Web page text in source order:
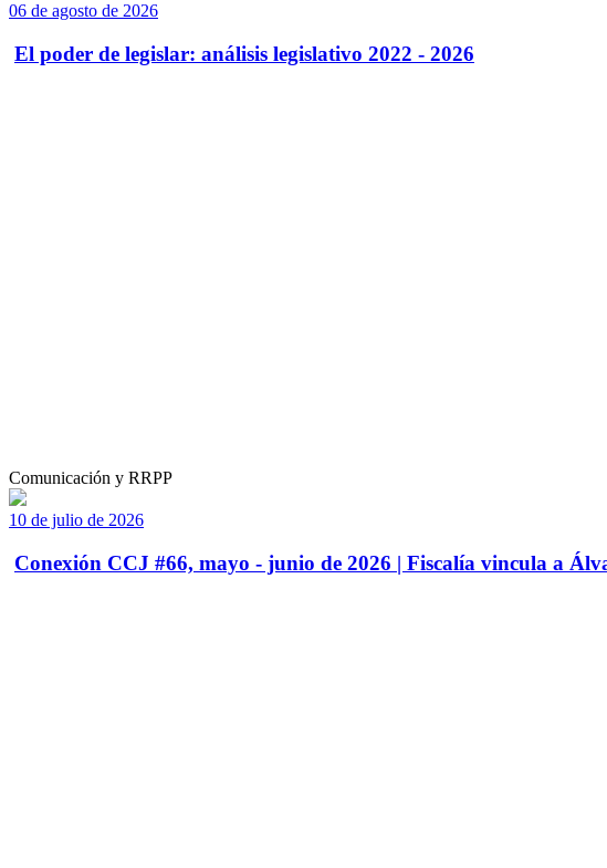
06 de agosto de 2026
El poder de legislar: análisis legislativo 2022 - 2026
Comunicación y RRPP
10 de julio de 2026
Conexión CCJ #66, mayo - junio de 2026 | Fiscalía vincula a